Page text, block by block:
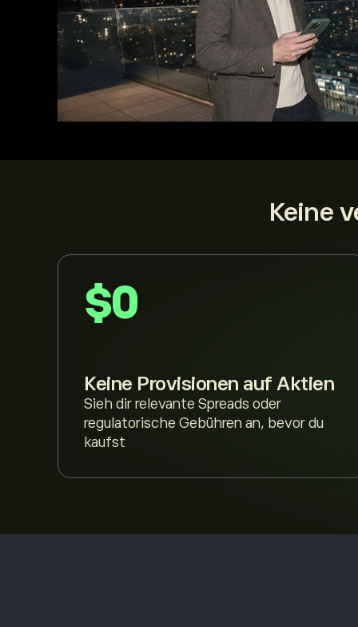
Keine
$0
Keine Provisionen auf Aktien
Sieh dir relevante Spreads oder
regulatorische Gebühren an, bevor du
kaufst